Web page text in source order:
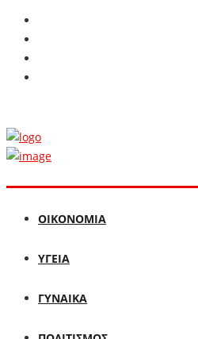
ΟΙΚΟΝΟΜΙΑ
ΥΓΕΙΑ
ΓΥΝΑΙΚΑ